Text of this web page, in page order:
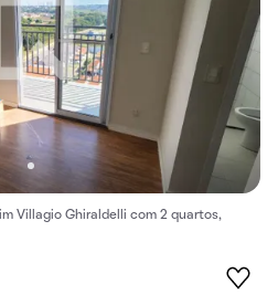
Villagio Ghiraldelli com 2 quartos,